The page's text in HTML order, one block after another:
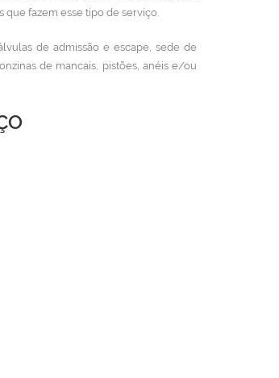
que fazem esse tipo de serviço.
de admissão e escape, sede de
de mancais, pistões, anéis e/ou